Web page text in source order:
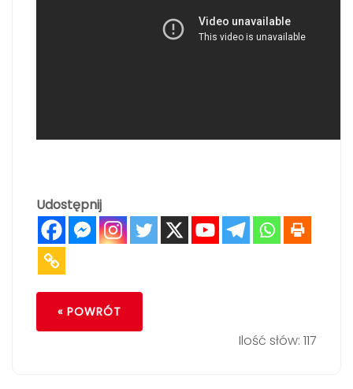
Udostępnij
« POWRÓT
Ilość słów: 117